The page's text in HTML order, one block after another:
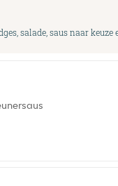
salade, saus naar keuze